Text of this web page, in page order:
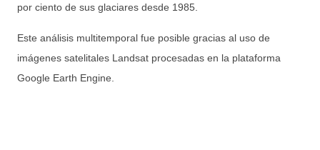
por ciento de sus glaciares desde 1985.
Este análisis multitemporal fue posible gracias al uso de
imágenes satelitales Landsat procesadas en la plataforma
Google Earth Engine.